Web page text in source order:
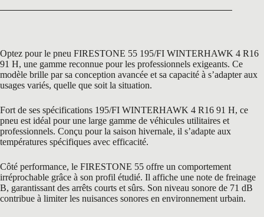
Optez pour le pneu FIRESTONE 55 195/FI WINTERHAWK 4 R16
91 H, une gamme reconnue pour les professionnels exigeants. Ce
modèle brille par sa conception avancée et sa capacité à s’adapter aux
usages variés, quelle que soit la situation.
Fort de ses spécifications 195/FI WINTERHAWK 4 R16 91 H, ce
pneu est idéal pour une large gamme de véhicules utilitaires et
professionnels. Conçu pour la saison hivernale, il s’adapte aux
températures spécifiques avec efficacité.
Côté performance, le FIRESTONE 55 offre un comportement
irréprochable grâce à son profil étudié. Il affiche une note de freinage
B, garantissant des arrêts courts et sûrs. Son niveau sonore de 71 dB
contribue à limiter les nuisances sonores en environnement urbain.